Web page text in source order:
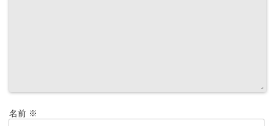
名前 ※